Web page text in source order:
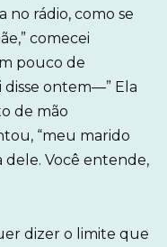
no rádio, como se
comecei
pouco de
ontem—” Ela
de mão
“meu marido
dele. Você entende,
dizer o limite que